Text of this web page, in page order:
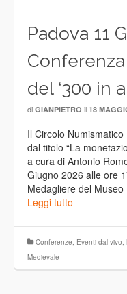
Padova 11
del ‘300 in
di GIANPIETRO il 18
Il Circolo
dal titolo “La
a cura di Antonio
Giugno 2026 alle ore
Medagliere del
Leggi tutto
Conferenze, Eventi dal vivo,
Medievale